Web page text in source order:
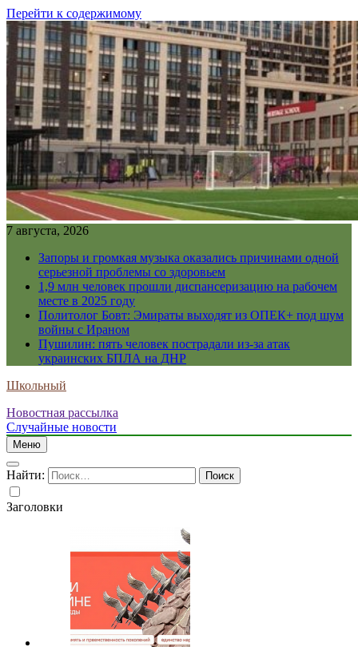
Перейти к содержимому
7 августа, 2026
Запоры и громкая музыка оказались причинами одной
серьезной проблемы со здоровьем
1,9 млн человек прошли диспансеризацию на рабочем
месте в 2025 году
Политолог Бовт: Эмираты выходят из ОПЕК+ под шум
войны с Ираном
Пушилин: пять человек пострадали из-за атак
украинских БПЛА на ДНР
Школьный
Новостная рассылка
Случайные новости
Меню
Найти:
Заголовки